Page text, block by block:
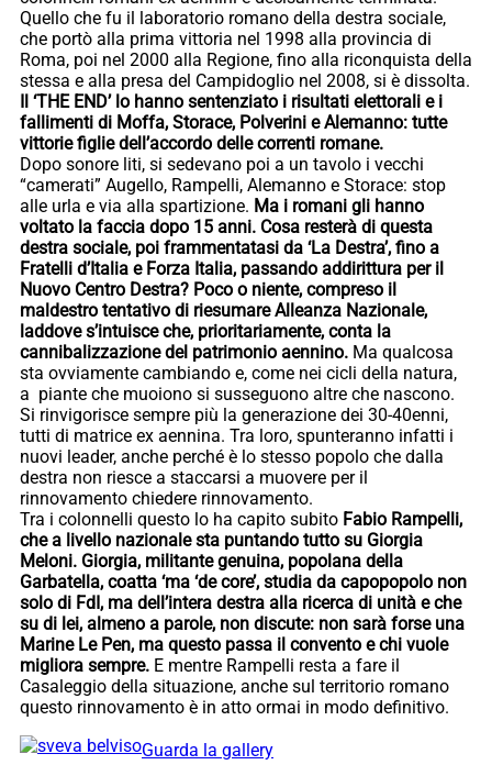
Quello che fu il laboratorio romano della destra sociale,
che portò alla prima vittoria nel 1998 alla provincia di
Roma, poi nel 2000 alla Regione, fino alla riconquista della
stessa e alla presa del Campidoglio nel 2008, si è dissolta.
Il ‘THE END’ lo hanno sentenziato i risultati elettorali e i
fallimenti di Moffa, Storace, Polverini e Alemanno: tutte
vittorie figlie dell’accordo delle correnti romane.
Dopo sonore liti, si sedevano poi a un tavolo i vecchi
“camerati” Augello, Rampelli, Alemanno e Storace: stop
alle urla e via alla spartizione. Ma i romani gli hanno
voltato la faccia dopo 15 anni. Cosa resterà di questa
destra sociale, poi frammentatasi da ‘La Destra’, fino a
Fratelli d’Italia e Forza Italia, passando addirittura per il
Nuovo Centro Destra? Poco o niente, compreso il
maldestro tentativo di riesumare Alleanza Nazionale,
laddove s’intuisce che, prioritariamente, conta la
cannibalizzazione del patrimonio aennino. Ma qualcosa
sta ovviamente cambiando e, come nei cicli della natura,
a piante che muoiono si susseguono altre che nascono.
Si rinvigorisce sempre più la generazione dei 30-40enni,
tutti di matrice ex aennina. Tra loro, spunteranno infatti i
nuovi leader, anche perché è lo stesso popolo che dalla
destra non riesce a staccarsi a muovere per il
rinnovamento chiedere rinnovamento.
Tra i colonnelli questo lo ha capito subito Fabio Rampelli,
che a livello nazionale sta puntando tutto su Giorgia
Meloni. Giorgia, militante genuina, popolana della
Garbatella, coatta ‘ma ‘de core’, studia da capopopolo non
solo di FdI, ma dell’intera destra alla ricerca di unità e che
su di lei, almeno a parole, non discute: non sarà forse una
Marine Le Pen, ma questo passa il convento e chi vuole
migliora sempre. E mentre Rampelli resta a fare il
Casaleggio della situazione, anche sul territorio romano
questo rinnovamento è in atto ormai in modo definitivo.
Guarda la gallery